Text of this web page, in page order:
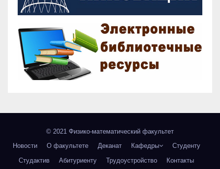
© 2021 Физико-математический факультет
Новости
О факультете Деканат Кафедры
Студенту
Студактив
Абитуриенту Трудоустройство Контакты